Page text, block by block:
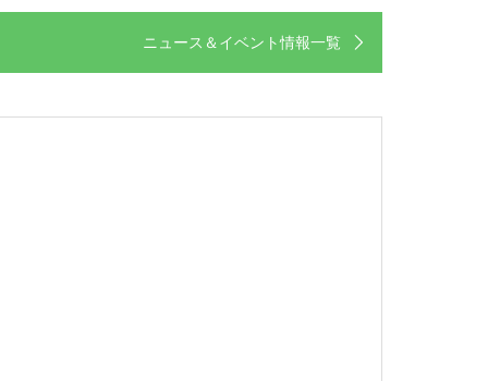
ニュース＆イベント情報一覧